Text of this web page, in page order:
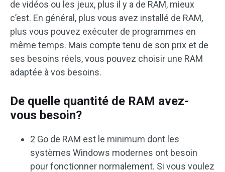
de vidéos ou les jeux, plus il y a de RAM, mieux
c’est. En général, plus vous avez installé de RAM,
plus vous pouvez exécuter de programmes en
même temps. Mais compte tenu de son prix et de
ses besoins réels, vous pouvez choisir une RAM
adaptée à vos besoins.
De quelle quantité de RAM avez-
vous besoin?
2 Go de RAM est le minimum dont les
systèmes Windows modernes ont besoin
pour fonctionner normalement. Si vous voulez